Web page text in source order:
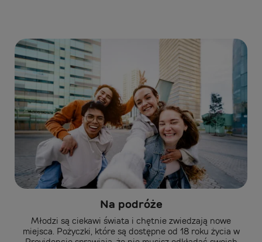
Na podróże
Młodzi są ciekawi świata i chętnie zwiedzają nowe
miejsca. Pożyczki, które są dostępne od 18 roku życia w